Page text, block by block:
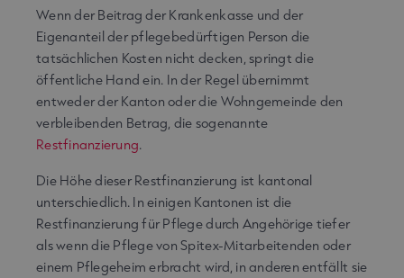
Wenn der Beitrag der Krankenkasse und der
Eigenanteil der pflegebedürftigen Person die
tatsächlichen Kosten nicht decken, springt die
öffentliche Hand ein. In der Regel übernimmt
entweder der Kanton oder die Wohngemeinde den
verbleibenden Betrag, die sogenannte
Restfinanzierung.
Die Höhe dieser Restfinanzierung ist kantonal
unterschiedlich. In einigen Kantonen ist die
Restfinanzierung für Pflege durch Angehörige tiefer
als wenn die Pflege von Spitex-Mitarbeitenden oder
einem Pflegeheim erbracht wird, in anderen entfällt sie